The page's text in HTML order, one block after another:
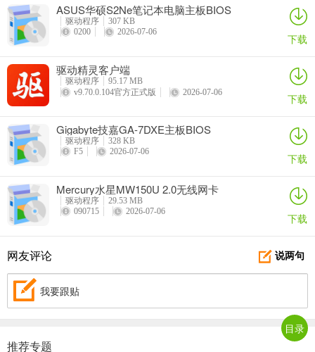
ASUS华硕S2Ne笔记本电脑主板BIOS
驱动程序
307 KB
0200
2026-07-06 下载
驱动精灵客户端
驱动程序
95.17 MB
v9.70.0.104官方正式版
2026-07-06 下载
Gigabyte技嘉GA-7DXE主板BIOS
驱动程序
328 KB
F5
2026-07-06 下载
Mercury水星MW150U 2.0无线网卡
驱动程序
29.53 MB
090715
2026-07-06 下载
说两句
网友评论
我要跟贴
推荐专题
目录